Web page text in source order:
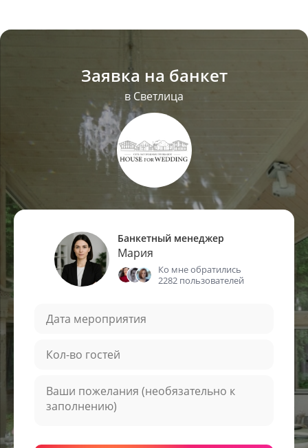
Заявка на банкет
в Светлица
Банкетный менеджер
Мария
Ко мне обратились
2282 пользователей